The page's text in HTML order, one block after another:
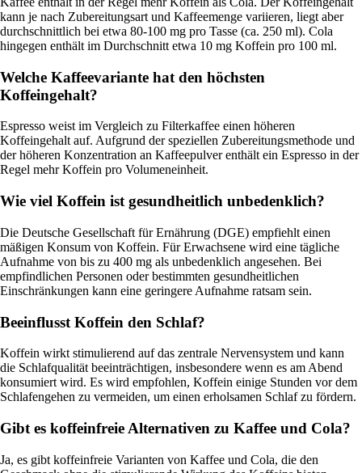
kann je nach Zubereitungsart und Kaffeemenge variieren, liegt aber
durchschnittlich bei etwa 80-100 mg pro Tasse (ca. 250 ml). Cola
hingegen enthält im Durchschnitt etwa 10 mg Koffein pro 100 ml.
Welche Kaffeevariante hat den höchsten
Koffeingehalt?
Espresso weist im Vergleich zu Filterkaffee einen höheren
Koffeingehalt auf. Aufgrund der speziellen Zubereitungsmethode und
der höheren Konzentration an Kaffeepulver enthält ein Espresso in der
Regel mehr Koffein pro Volumeneinheit.
Wie viel Koffein ist gesundheitlich unbedenklich?
Die Deutsche Gesellschaft für Ernährung (DGE) empfiehlt einen
mäßigen Konsum von Koffein. Für Erwachsene wird eine tägliche
Aufnahme von bis zu 400 mg als unbedenklich angesehen. Bei
empfindlichen Personen oder bestimmten gesundheitlichen
Einschränkungen kann eine geringere Aufnahme ratsam sein.
Beeinflusst Koffein den Schlaf?
Koffein wirkt stimulierend auf das zentrale Nervensystem und kann
die Schlafqualität beeinträchtigen, insbesondere wenn es am Abend
konsumiert wird. Es wird empfohlen, Koffein einige Stunden vor dem
Schlafengehen zu vermeiden, um einen erholsamen Schlaf zu fördern.
Gibt es koffeinfreie Alternativen zu Kaffee und Cola?
Ja, es gibt koffeinfreie Varianten von Kaffee und Cola, die den